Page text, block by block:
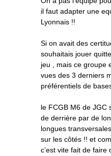
il faut adapter une
Lyonnais !!
Si on avait des
souhaitais jouer
jeu , mais ce groupe
vues des 3 derniers
préférentiels de
le FCGB M6 de JGC
de derrière par de
longues
sur les côtés !! et
c’est vite fait de faire